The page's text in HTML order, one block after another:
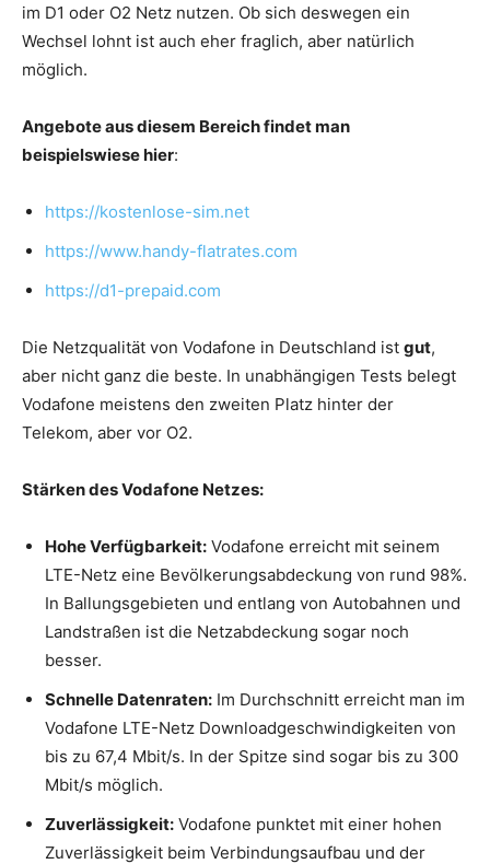
im D1 oder O2 Netz nutzen. Ob sich deswegen ein
Wechsel lohnt ist auch eher fraglich, aber natürlich
möglich.
Angebote aus diesem Bereich findet man
beispielswiese hier:
https://kostenlose-sim.net
https://www.handy-flatrates.com
https://d1-prepaid.com
Die Netzqualität von Vodafone in Deutschland ist gut,
aber nicht ganz die beste. In unabhängigen Tests belegt
Vodafone meistens den zweiten Platz hinter der
Telekom, aber vor O2.
Stärken des Vodafone Netzes:
Hohe Verfügbarkeit: Vodafone erreicht mit seinem
LTE-Netz eine Bevölkerungsabdeckung von rund 98%.
In Ballungsgebieten und entlang von Autobahnen und
Landstraßen ist die Netzabdeckung sogar noch
besser.
Schnelle Datenraten: Im Durchschnitt erreicht man im
Vodafone LTE-Netz Downloadgeschwindigkeiten von
bis zu 67,4 Mbit/s. In der Spitze sind sogar bis zu 300
Mbit/s möglich.
Zuverlässigkeit: Vodafone punktet mit einer hohen
Zuverlässigkeit beim Verbindungsaufbau und der